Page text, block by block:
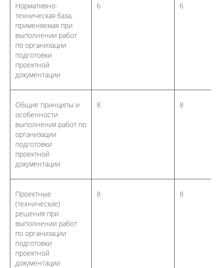
Нормативно-
техническая база,
применяемая при
выполнении работ
по организации
подготовки
проектной
документации
6 6
Общие принципы и
особенности
выполнения работ по
организации
подготовки
проектной
документации
8 8
Проектные
(технические)
решения при
выполнении работ
по организации
подготовки
проектной
документации
8 8